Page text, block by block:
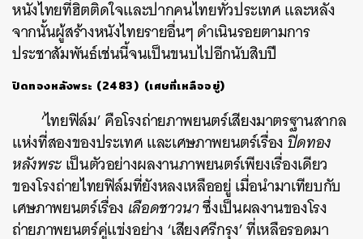
หนังไทยที่ฮิตติดใจและปากคนไทยทั่วประเทศ และหลัง
จากนั้นผู้สร้างหนังไทยรายอื่นๆ ดำเนินรอยตามการ
ประชาสัมพันธ์เช่นนี้จนเป็นขนบไปอีกนับสิบปี
ปิดทองหลังพระ (2483) (เศษที่เหลืออยู่)
‘ไทยฟิล์ม’ คือโรงถ่ายภาพยนตร์เสียงมาตรฐานสากล
แห่งที่สองของประเทศ และเศษภาพยนตร์เรื่องปิดทอง
หลังพระเป็นตัวอย่างผลงานภาพยนตร์เพียงเรื่องเดียว
ของโรงถ่ายไทยฟิล์มที่ยังหลงเหลืออยู่ เมื่อนำมาเทียบกับ
เศษภาพยนตร์เรื่อง เลือดชาวนาซึ่งเป็นผลงานของโรง
ถ่ายภาพยนตร์คู่แข่งอย่าง ‘เสียงศรีกรุง’ ที่เหลือรอดมา
ค้นหา